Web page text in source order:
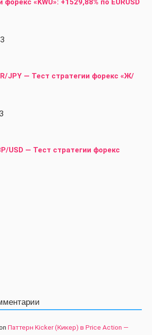
«KWU»: +1529,88% по EURUSD
JPY — Тест стратегии форекс «Ж/
USD — Тест стратегии форекс
Паттерн Kicker (Кикер) в Price Action —